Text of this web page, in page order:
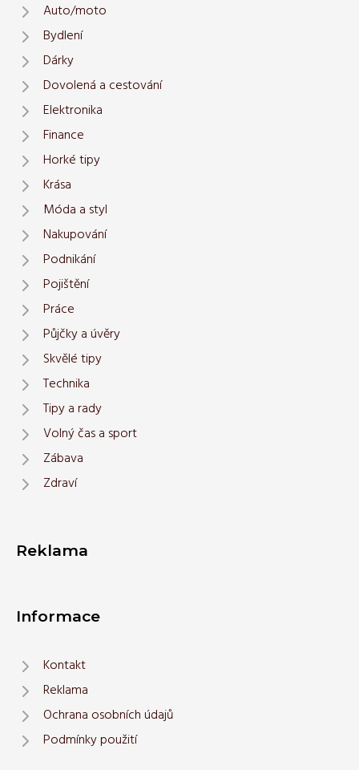
Auto/moto
Bydlení
Dárky
Dovolená a cestování
Elektronika
Finance
Horké tipy
Krása
Móda a styl
Nakupování
Podnikání
Pojištění
Práce
Půjčky a úvěry
Skvělé tipy
Technika
Tipy a rady
Volný čas a sport
Zábava
Zdraví
Reklama
Informace
Kontakt
Reklama
Ochrana osobních údajů
Podmínky použití